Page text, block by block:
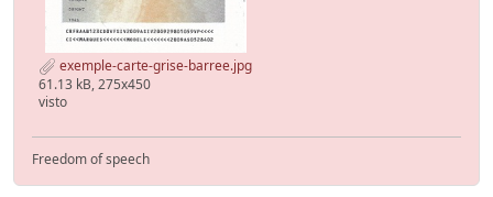
exemple-carte-grise-barree.jpg
61.13 kB, 275x450
visto
Freedom of speech